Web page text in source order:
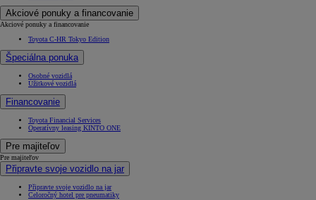
Akciové ponuky a financovanie
Akciové ponuky a financovanie
Toyota C-HR Tokyo Edition
Špeciálna ponuka
Osobné vozidlá
Úžitkové vozidlá
Financovanie
Toyota Financial Services
Operatívny leasing KINTO ONE
Pre majiteľov
Pre majiteľov
Připravte svoje vozidlo na jar
Připravte svoje vozidlo na jar
Celoročný hotel pre pneumatiky